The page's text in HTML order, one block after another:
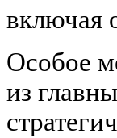
включая
Особое
из